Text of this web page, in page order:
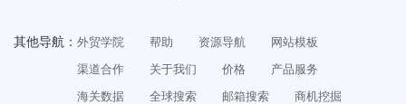
其他导航： 外贸学院 帮助 资源导航
网站模板
渠道合作
关于我们 价格
产品服务
海关数据
全球搜索 邮箱搜索
商机挖掘